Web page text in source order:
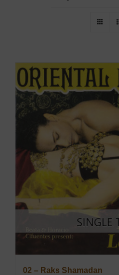
02 – Raks Shamadan